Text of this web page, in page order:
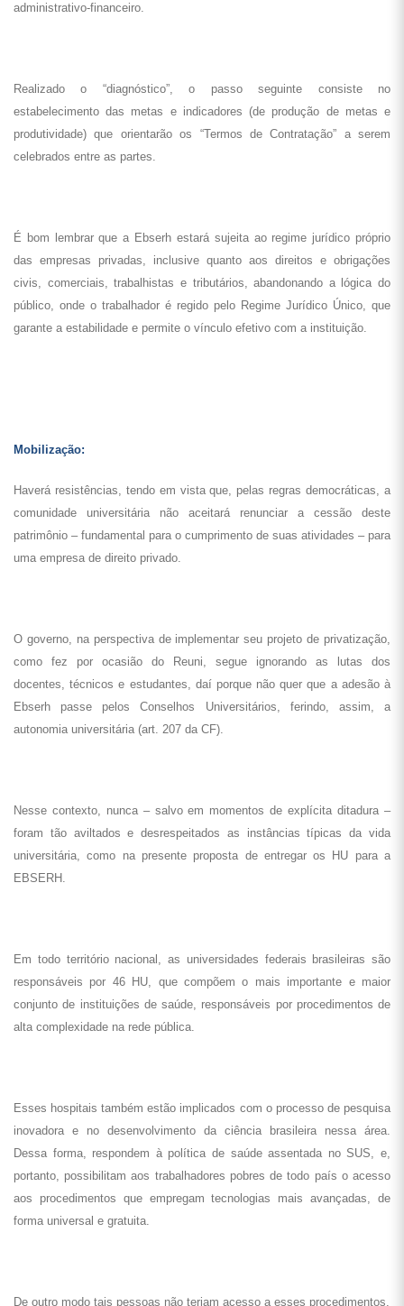
administrativo-financeiro.
Realizado o “diagnóstico”, o passo seguinte consiste no
estabelecimento das metas e indicadores (de produção de metas e
produtividade) que orientarão os “Termos de Contratação” a serem
celebrados entre as partes.
É bom lembrar que a Ebserh estará sujeita ao regime jurídico próprio
das empresas privadas, inclusive quanto aos direitos e obrigações
civis, comerciais, trabalhistas e tributários, abandonando a lógica do
público, onde o trabalhador é regido pelo Regime Jurídico Único, que
garante a estabilidade e permite o vínculo efetivo com a instituição.
Mobilização:
Haverá resistências, tendo em vista que, pelas regras democráticas, a
comunidade universitária não aceitará renunciar a cessão deste
patrimônio – fundamental para o cumprimento de suas atividades – para
uma empresa de direito privado.
O governo, na perspectiva de implementar seu projeto de privatização,
como fez por ocasião do Reuni, segue ignorando as lutas dos
docentes, técnicos e estudantes, daí porque não quer que a adesão à
Ebserh passe pelos Conselhos Universitários, ferindo, assim, a
autonomia universitária (art. 207 da CF).
Nesse contexto, nunca – salvo em momentos de explícita ditadura –
foram tão aviltados e desrespeitados as instâncias típicas da vida
universitária, como na presente proposta de entregar os HU para a
EBSERH.
Em todo território nacional, as universidades federais brasileiras são
responsáveis por 46 HU, que compõem o mais importante e maior
conjunto de instituições de saúde, responsáveis por procedimentos de
alta complexidade na rede pública.
Esses hospitais também estão implicados com o processo de pesquisa
inovadora e no desenvolvimento da ciência brasileira nessa área.
Dessa forma, respondem à política de saúde assentada no SUS, e,
portanto, possibilitam aos trabalhadores pobres de todo país o acesso
aos procedimentos que empregam tecnologias mais avançadas, de
forma universal e gratuita.
De outro modo tais pessoas não teriam acesso a esses procedimentos.